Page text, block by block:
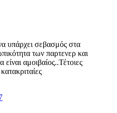
υπάρχει σεβασμός στα
των παρτενερ και
αμοιβαίος..Τέτοιες